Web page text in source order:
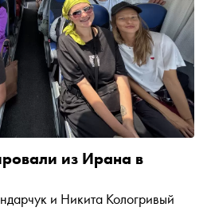
из Ирана в
и Никита Кологривый